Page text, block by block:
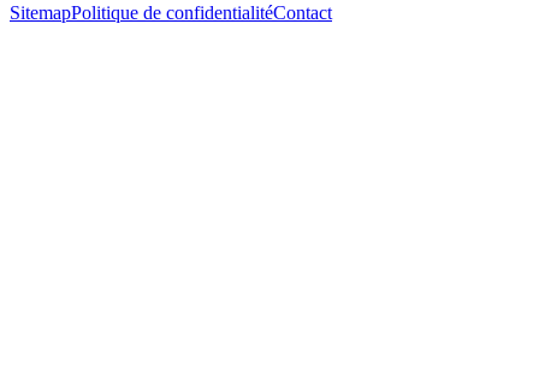
SitemapPolitique de confidentialitéContact